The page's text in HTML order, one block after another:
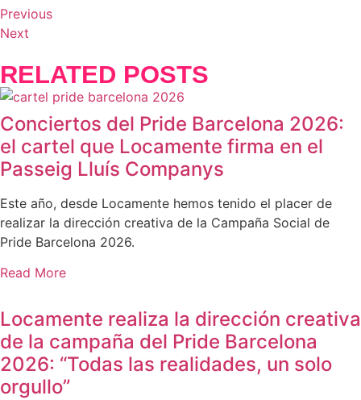
Previous
Next
RELATED POSTS
Conciertos del Pride Barcelona 2026:
el cartel que Locamente firma en el
Passeig Lluís Companys
Este año, desde Locamente hemos tenido el placer de
realizar la dirección creativa de la Campaña Social de
Pride Barcelona 2026.
Read More
Locamente realiza la dirección creativa
de la campaña del Pride Barcelona
2026: “Todas las realidades, un solo
orgullo”